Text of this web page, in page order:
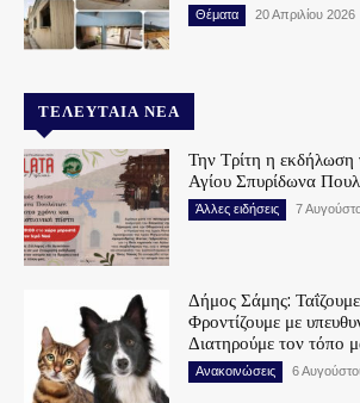
Θέματα 20 Απριλίου 2026
ΤΕΛΕΥΤΑΊΑ ΝΈΑ
Την Τρίτη η εκδήλωση
Αγίου Σπυρίδωνα
Άλλες ειδήσεις 7
Δήμος Σάμης:
Φροντίζουμε με
Διατηρούμε τον τόπο
Ανακοινώσεις 6